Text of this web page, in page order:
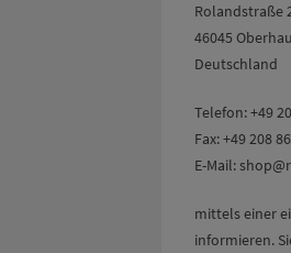
Rolandstraße
46045
Deutschland
Telefon: +49
Fax: +49 208
E-Mail:
mittels einer
informieren.